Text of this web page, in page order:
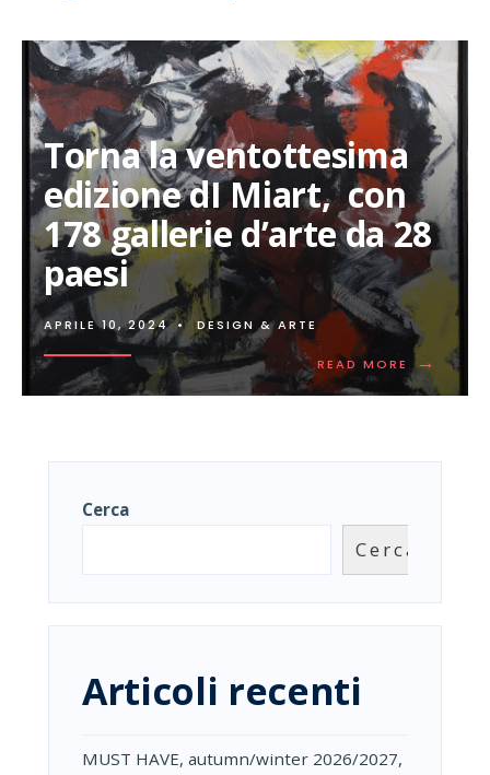
Torna la ventottesima
edizione dI Miart, con
178 gallerie d’arte da 28
paesi
APRILE 10, 2024 • DESIGN & ARTE
READ MORE →
READ
MORE:
EDIZIONE
GALLERIE
D’ARTE
Cerca
Cerca
Articoli recenti
MUST HAVE, autumn/winter 2026/2027,